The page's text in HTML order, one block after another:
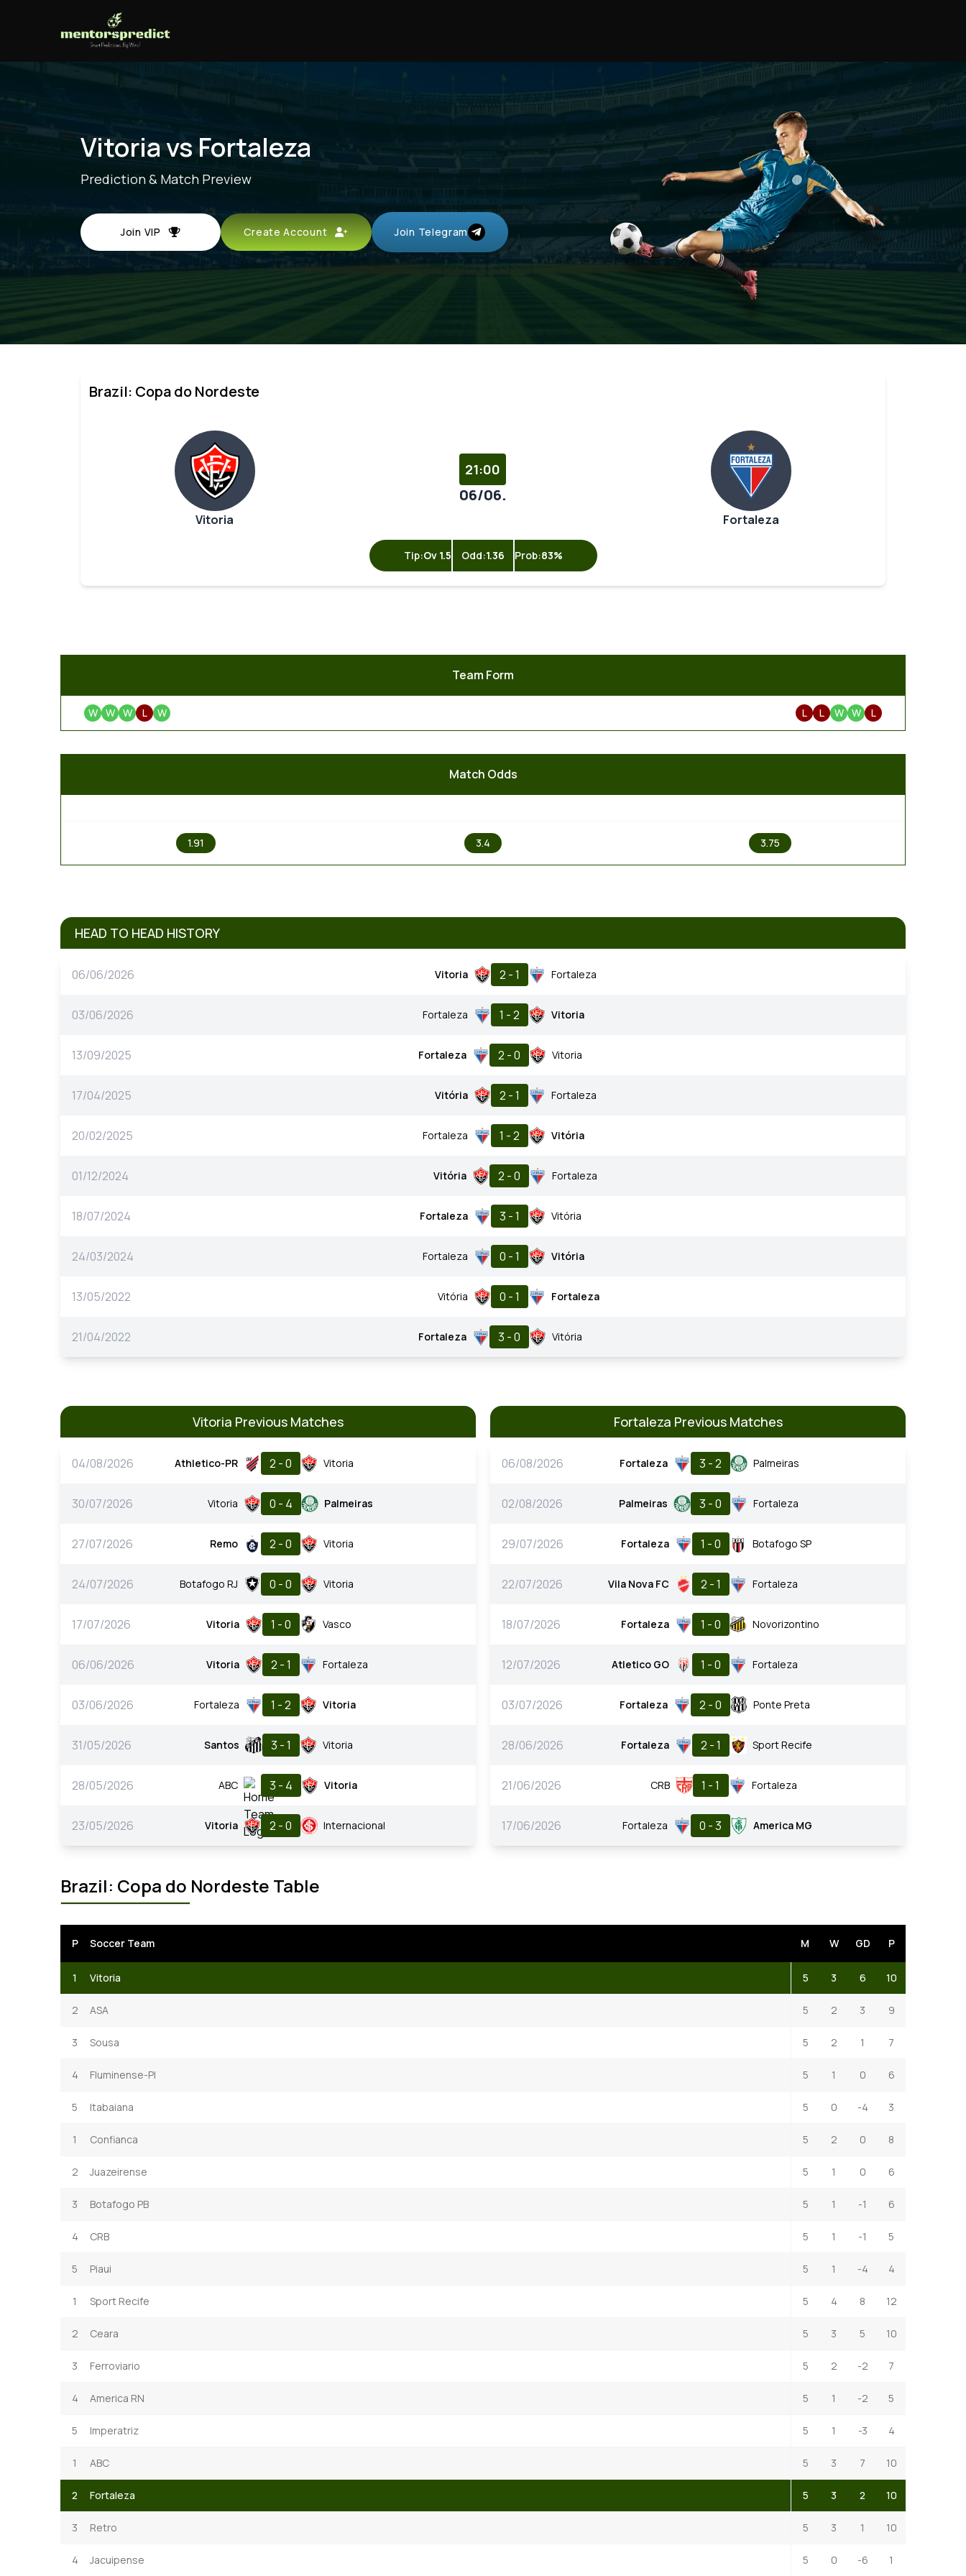
Vitoria vs Fortaleza
Prediction & Match Preview
Join VIP Create Account Join Telegram
Brazil: Copa do Nordeste
Vitoria
21:00
06/06.
Fortaleza
Tip:Ov 1.5 Odd:1.36 Prob:83%
Team Form
W W W L W L L W W L
Match Odds
1.91 3.4 3.75
HEAD TO HEAD HISTORY
06/06/2026 Vitoria 2 - 1 Fortaleza
03/06/2026 Fortaleza 1 - 2 Vitoria
13/09/2025 Fortaleza 2 - 0 Vitoria
17/04/2025 Vitória 2 - 1 Fortaleza
20/02/2025 Fortaleza 1 - 2 Vitória
01/12/2024 Vitória 2 - 0 Fortaleza
18/07/2024 Fortaleza 3 - 1 Vitória
24/03/2024 Fortaleza 0 - 1 Vitória
13/05/2022 Vitória 0 - 1 Fortaleza
21/04/2022 Fortaleza 3 - 0 Vitória
Vitoria Previous Matches
04/08/2026 Athletico-PR 2 - 0 Vitoria
30/07/2026 Vitoria 0 - 4 Palmeiras
27/07/2026 Remo 2 - 0 Vitoria
24/07/2026 Botafogo RJ 0 - 0 Vitoria
17/07/2026 Vitoria 1 - 0 Vasco
06/06/2026 Vitoria 2 - 1 Fortaleza
03/06/2026 Fortaleza 1 - 2 Vitoria
31/05/2026 Santos 3 - 1 Vitoria
28/05/2026 ABC 3 - 4 Vitoria
23/05/2026 Vitoria 2 - 0 Internacional
Fortaleza Previous Matches
06/08/2026 Fortaleza 3 - 2 Palmeiras
02/08/2026 Palmeiras 3 - 0 Fortaleza
29/07/2026 Fortaleza 1 - 0 Botafogo SP
22/07/2026 Vila Nova FC 2 - 1 Fortaleza
18/07/2026 Fortaleza 1 - 0 Novorizontino
12/07/2026 Atletico GO 1 - 0 Fortaleza
03/07/2026 Fortaleza 2 - 0 Ponte Preta
28/06/2026 Fortaleza 2 - 1 Sport Recife
21/06/2026 CRB 1 - 1 Fortaleza
17/06/2026 Fortaleza 0 - 3 America MG
Brazil: Copa do Nordeste Table
P Soccer Team M W GD P
1 Vitoria 5 3 6 10
2 ASA 5 2 3 9
3 Sousa 5 2 1 7
4 Fluminense-PI 5 1 0 6
5 Itabaiana 5 0 -4 3
1 Confianca 5 2 0 8
2 Juazeirense 5 1 0 6
3 Botafogo PB 5 1 -1 6
4 CRB 5 1 -1 5
5 Piaui 5 1 -4 4
1 Sport Recife 5 4 8 12
2 Ceara 5 3 5 10
3 Ferroviario 5 2 -2 7
4 America RN 5 1 -2 5
5 Imperatriz 5 1 -3 4
1 ABC 5 3 7 10
2 Fortaleza 5 3 2 10
3 Retro 5 3 1 10
4 Jacuipense 5 0 -6 1